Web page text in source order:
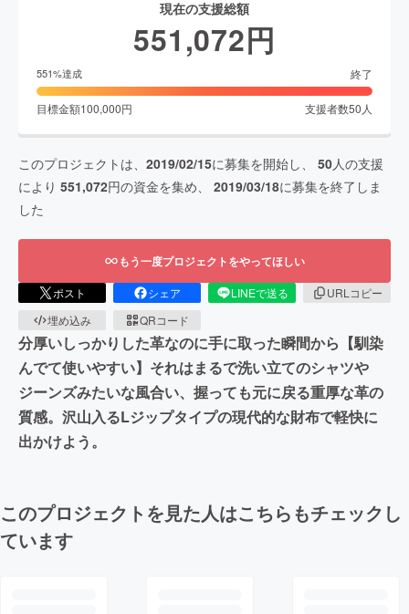
現在の支援総額
551,072円
551%達成 終了
目標金額100,000円 支援者数50 人
このプロジェクトは、 2019/02/15に募集を開始し、 50人の支援
により 551,072円の資金を集め、 2019/03/18に募集を終了しま
した
もう一度プロジェクトをやってほしい
ポスト シェア LINEで送る
URLコピー
埋め込み
QRコード
分厚いしっかりした革なのに手に取った瞬間から【馴染
んでて使いやすい】それはまるで洗い立てのシャツや
ジーンズみたいな風合い、握っても元に戻る重厚な革の
質感。沢山入るLジップタイプの現代的な財布で軽快に
出かけよう。
このプロジェクトを見た人はこちらもチェックし
ています